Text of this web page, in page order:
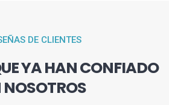
DE CLIENTES
YA HAN CONFIADO
NOSOTROS